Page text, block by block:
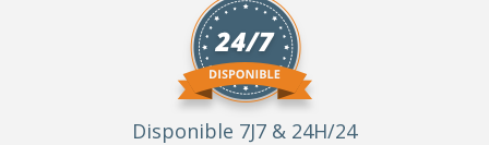
Disponible 7J7 & 24H/24